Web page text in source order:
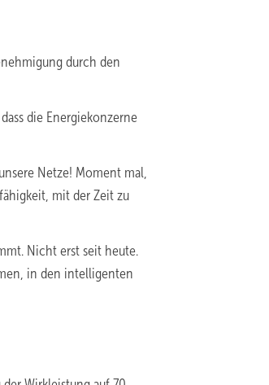
durch den
die Energiekonzerne
Netze! Moment mal,
mit der Zeit zu
Nicht erst seit heute.
in den intelligenten